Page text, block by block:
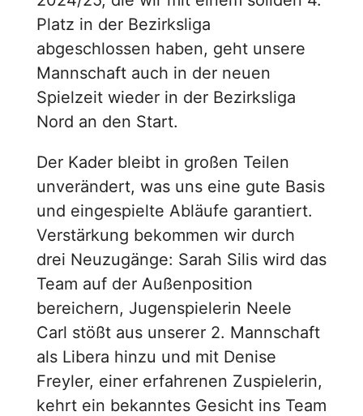
Platz in der Bezirksliga
abgeschlossen haben, geht unsere
Mannschaft auch in der neuen
Spielzeit wieder in der Bezirksliga
Nord an den Start.
Der Kader bleibt in großen Teilen
unverändert, was uns eine gute Basis
und eingespielte Abläufe garantiert.
Verstärkung bekommen wir durch
drei Neuzugänge: Sarah Silis wird das
Team auf der Außenposition
bereichern, Jugenspielerin Neele
Carl stößt aus unserer 2. Mannschaft
als Libera hinzu und mit Denise
Freyler, einer erfahrenen Zuspielerin,
kehrt ein bekanntes Gesicht ins Team